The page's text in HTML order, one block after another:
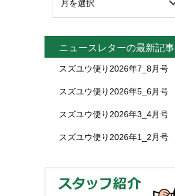
ニュースレターの最新記事
スズユウ便り2026年7_8月号
スズユウ便り2026年5_6月号
スズユウ便り2026年3_4月号
スズユウ便り2026年1_2月号